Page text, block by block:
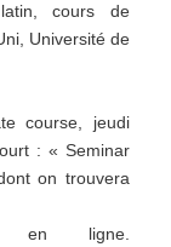
cours de
Université de
course, jeudi
: « Seminar
on trouvera
en ligne.